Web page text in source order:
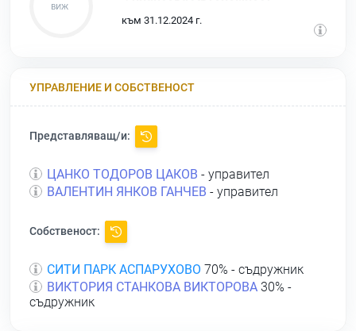
към 31.12.2024 г.
УПРАВЛЕНИЕ И СОБСТВЕНОСТ
Представляващ/и:
ЦАНКО ТОДОРОВ ЦАКОВ - управител
ВАЛЕНТИН ЯНКОВ ГАНЧЕВ - управител
Собственост:
СИТИ ПАРК АСПАРУХОВО 70% - съдружник
ВИКТОРИЯ СТАНКОВА ВИКТОРОВА 30% -
съдружник